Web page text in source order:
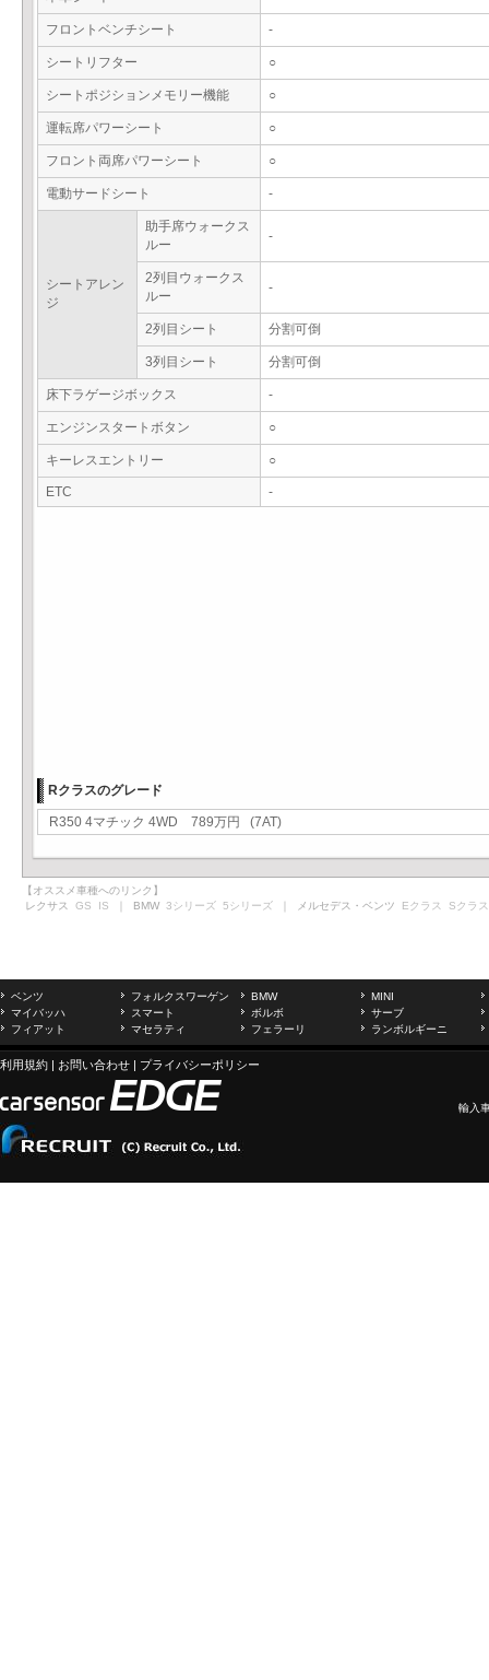
フロントベンチシート -
シートリフター ○
シートポジションメモリー機能 ○
運転席パワーシート ○
フロント両席パワーシート ○
電動サードシート -
シートアレン
ジ
助手席ウォークス
ルー
-
2列目ウォークス
ルー
-
2列目シート 分割可倒
3列目シート 分割可倒
床下ラゲージボックス -
エンジンスタートボタン ○
キーレスエントリー ○
ETC -
Rクラスのグレード
R350 4マチック 4WD 789万円 (7AT)
【オススメ車種へのリンク】
レクサス GS IS ｜ BMW 3シリーズ 5シリーズ ｜ メルセデス・ベンツ Eクラス Sクラス
ベンツ フォルクスワーゲン BMW
MINI
マイバッハ
スマート ボルボ
サーブ
フィアット
マセラティ フェラーリ ランボルギーニ
利用規約 | お問い合わせ | プライバシーポリシー
輸入